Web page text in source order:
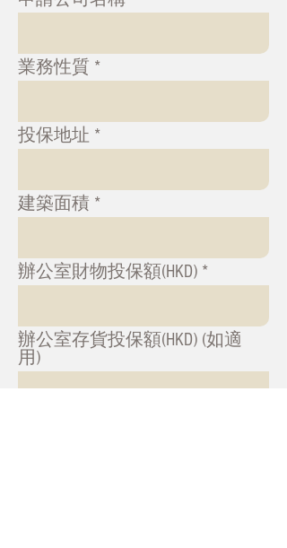
業務性質
投保地址
建築面積
辦公室財物投保額(HKD)
辦公室存貨投保額(HKD) (如適
用)